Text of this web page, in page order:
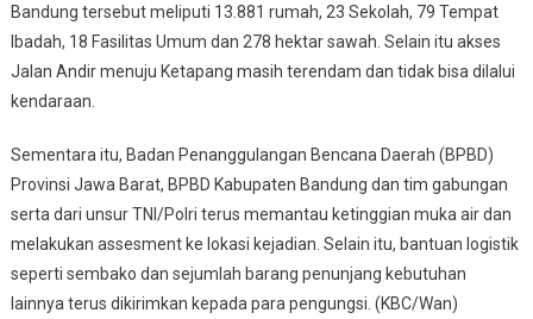
Bandung tersebut meliputi 13.881 rumah, 23 Sekolah, 79 Tempat
Ibadah, 18 Fasilitas Umum dan 278 hektar sawah. Selain itu akses
Jalan Andir menuju Ketapang masih terendam dan tidak bisa dilalui
kendaraan.
Sementara itu, Badan Penanggulangan Bencana Daerah (BPBD)
Provinsi Jawa Barat, BPBD Kabupaten Bandung dan tim gabungan
serta dari unsur TNI/Polri terus memantau ketinggian muka air dan
melakukan assesment ke lokasi kejadian. Selain itu, bantuan logistik
seperti sembako dan sejumlah barang penunjang kebutuhan
lainnya terus dikirimkan kepada para pengungsi. (KBC/Wan)